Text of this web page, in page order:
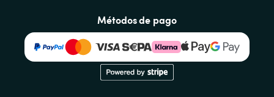
Métodos de pago